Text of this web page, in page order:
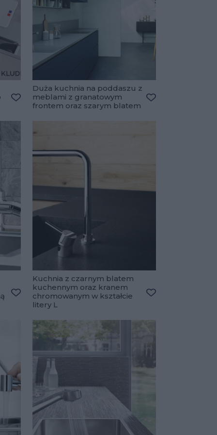
Dodaj do ulubionych
Duża kuchnia na poddaszu z
meblami z granatowym
frontem oraz szarym blatem
Dodaj do ulubionych
Kuchnia z czarnym blatem
kuchennym oraz kranem
chromowanym w kształcie
litery L